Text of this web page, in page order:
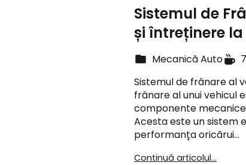
Sistemul de
și întreținere la
Mecanică Auto
Sistemul de frânare al
frânare al unui vehicul
componente
Acesta este un sistem
performanța oricărui…
Continuă articolul...